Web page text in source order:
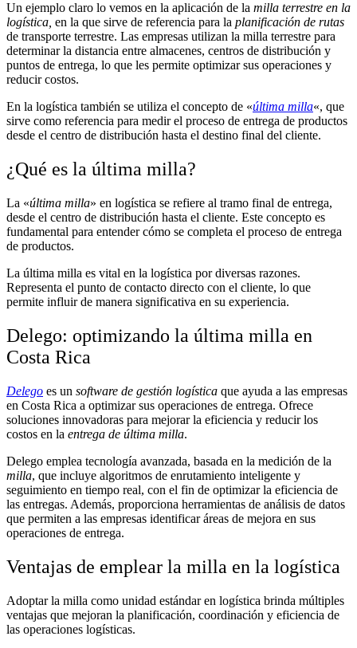
Un ejemplo claro lo vemos en la aplicación de la milla terrestre en la
logística, en la que sirve de referencia para la planificación de rutas
de transporte terrestre. Las empresas utilizan la milla terrestre para
determinar la distancia entre almacenes, centros de distribución y
puntos de entrega, lo que les permite optimizar sus operaciones y
reducir costos.
En la logística también se utiliza el concepto de «última milla«, que
sirve como referencia para medir el proceso de entrega de productos
desde el centro de distribución hasta el destino final del cliente.
¿Qué es la última milla?
La «última milla» en logística se refiere al tramo final de entrega,
desde el centro de distribución hasta el cliente. Este concepto es
fundamental para entender cómo se completa el proceso de entrega
de productos.
La última milla es vital en la logística por diversas razones.
Representa el punto de contacto directo con el cliente, lo que
permite influir de manera significativa en su experiencia.
Delego: optimizando la última milla en
Costa Rica
Delego es un software de gestión logística que ayuda a las empresas
en Costa Rica a optimizar sus operaciones de entrega. Ofrece
soluciones innovadoras para mejorar la eficiencia y reducir los
costos en la entrega de última milla.
Delego emplea tecnología avanzada, basada en la medición de la
milla, que incluye algoritmos de enrutamiento inteligente y
seguimiento en tiempo real, con el fin de optimizar la eficiencia de
las entregas. Además, proporciona herramientas de análisis de datos
que permiten a las empresas identificar áreas de mejora en sus
operaciones de entrega.
Ventajas de emplear la milla en la logística
Adoptar la milla como unidad estándar en logística brinda múltiples
ventajas que mejoran la planificación, coordinación y eficiencia de
las operaciones logísticas.